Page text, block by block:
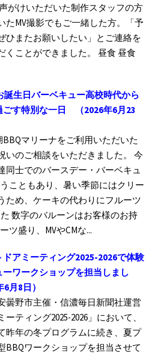
がけいただいた制作スタッフの方
たMV撮影でもご一緒した方。「予
ひまたお願いしたい」とご連絡を
くことができました。 昼食 昼食
誕生日バーベキュー高校時代から
ごす特別な一日
（2026年6月23
マリーナをご利用いただいた
いのご相談をいただきました。 今
同士でのバースデー・バーベキュ
こともあり、暑い季節にはクリー
ため、ケーキの代わりにフルーツ
数字のバルーンはお客様のお持
ツ盛り、MVやCMな...
アミーティング2025-2026で体験
ワークショップを担当しまし
6月8日）
曇野市主催・信濃毎日新聞社運営
ティング2025-2026」において、
昨年の冬プログラムに続き、夏プ
BBQワークショップを担当させて